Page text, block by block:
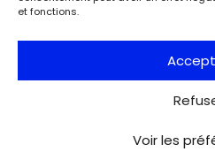
et fonctions.
Voir les
Égypte : une tombe